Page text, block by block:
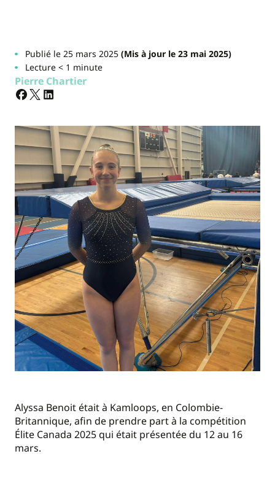
Publié le 25 mars 2025(Mis à jour le 23 mai 2025)
Lecture < 1 minute
Pierre Chartier
Alyssa Benoit était à Kamloops, en Colombie-
Britannique, afin de prendre part à la compétition
Élite Canada 2025 qui était présentée du 12 au 16
mars.